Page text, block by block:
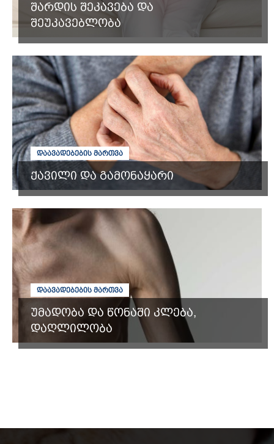
შარდის შეკავება და
შეუკავებლობა
ᲓᲐᲐᲕᲐᲓᲔᲑᲔᲑᲘᲡ ᲛᲐᲠᲗᲕᲐ
ქავილი და გამონაყარი
ᲓᲐᲐᲕᲐᲓᲔᲑᲔᲑᲘᲡ ᲛᲐᲠᲗᲕᲐ
უმადობა და წონაში კლება,
დაღლილობა